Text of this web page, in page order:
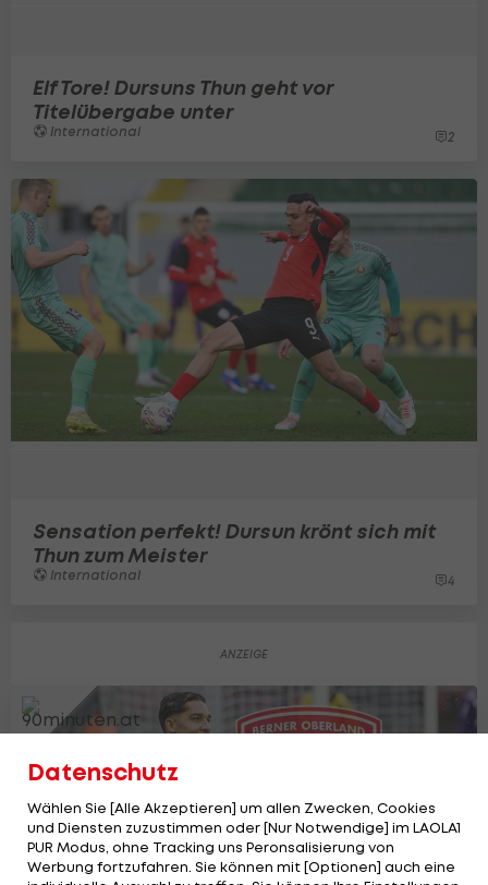
Elf Tore! Dursuns Thun geht vor
Titelübergabe unter
International 2
Sensation perfekt! Dursun krönt sich mit
Thun zum Meister
International 4
Datenschutz
Wählen Sie [Alle Akzeptieren] um allen Zwecken, Cookies
und Diensten zuzustimmen oder [Nur Notwendige] im LAOLA1
PUR Modus, ohne Tracking uns Peronsalisierung von
Werbung fortzufahren. Sie können mit [Optionen] auch eine